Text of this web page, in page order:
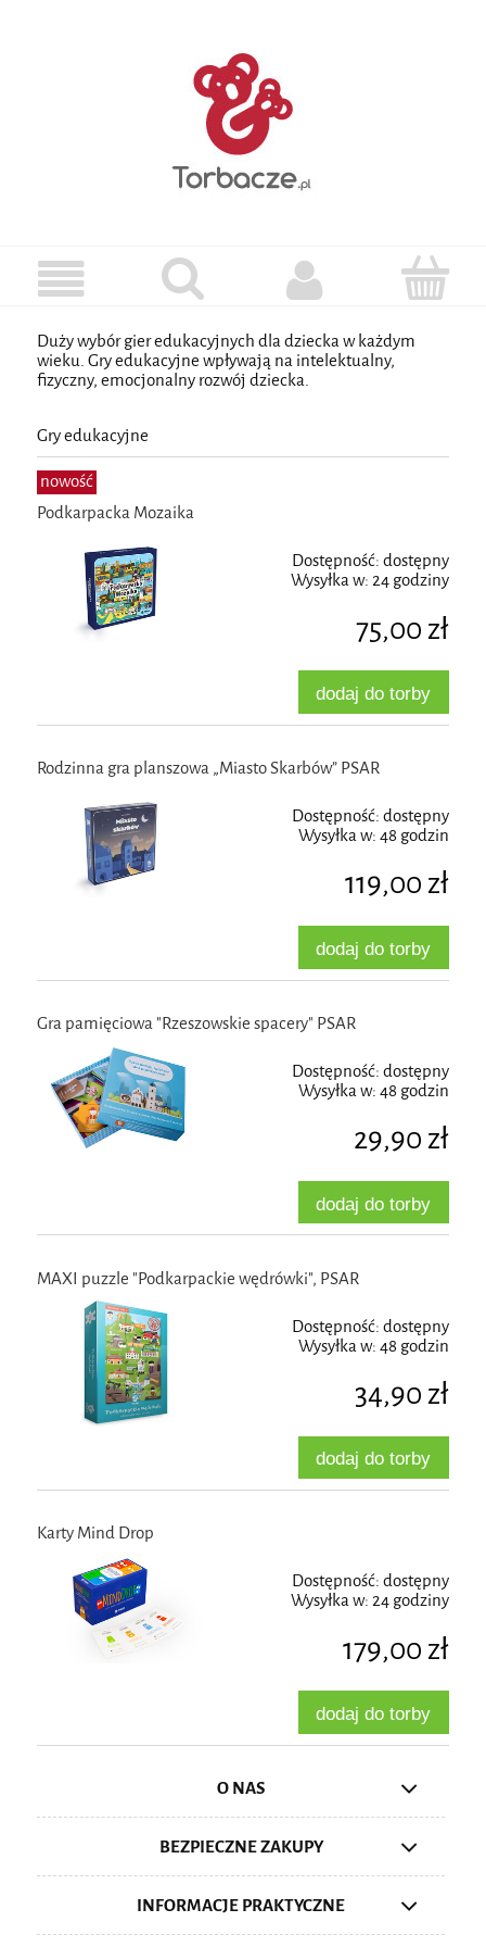
Duży wybór gier edukacyjnych dla dziecka w każdym
wieku. Gry edukacyjne wpływają na intelektualny,
fizyczny, emocjonalny rozwój dziecka.
Gry edukacyjne
Podkarpacka Mozaika
Dostępność: dostępny
Wysyłka w: 24 godziny
75,00 zł
dodaj do torby
nowość
Rodzinna gra planszowa „Miasto Skarbów” PSAR
Dostępność: dostępny
Wysyłka w: 48 godzin
119,00 zł
dodaj do torby
Gra pamięciowa "Rzeszowskie spacery" PSAR
Dostępność: dostępny
Wysyłka w: 48 godzin
29,90 zł
dodaj do torby
MAXI puzzle "Podkarpackie wędrówki", PSAR
Dostępność: dostępny
Wysyłka w: 48 godzin
34,90 zł
dodaj do torby
Karty Mind Drop
Dostępność: dostępny
Wysyłka w: 24 godziny
179,00 zł
dodaj do torby
O NAS
BEZPIECZNE ZAKUPY
INFORMACJE PRAKTYCZNE